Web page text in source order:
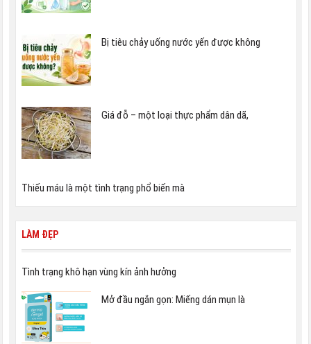
Bị tiêu chảy uống nước yến được không
Giá đỗ – một loại thực phẩm dân dã,
Thiếu máu là một tình trạng phổ biến mà
LÀM ĐẸP
Tình trạng khô hạn vùng kín ảnh hưởng
Mở đầu ngắn gọn: Miếng dán mụn là